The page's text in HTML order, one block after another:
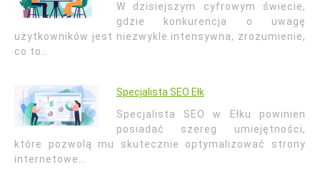
W dzisiejszym cyfrowym świecie,
gdzie konkurencja o uwagę
użytkowników jest niezwykle intensywna, zrozumienie,
co to…
Specjalista SEO Ełk
Specjalista SEO w Ełku powinien
posiadać szereg umiejętności,
które pozwolą mu skutecznie optymalizować strony
internetowe…